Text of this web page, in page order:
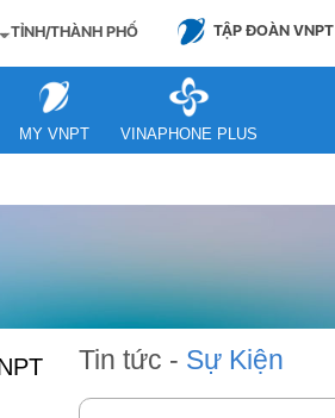
TỈNH/THÀNH PHỐ TẬP ĐOÀN VNPT
MY VNPT VINAPHONE PLUS
Tin tức - Sự Kiện